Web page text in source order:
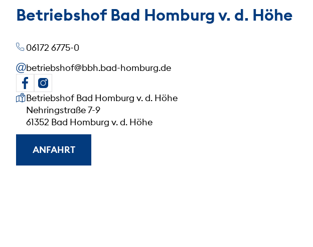
Betriebshof Bad Homburg v. d. Höhe
06172 6775-0
betriebshof@bbh.bad-homburg.de
Unsere Anschrift
Betriebshof Bad Homburg v. d. Höhe
Nehringstraße 7-9
61352 Bad Homburg v. d. Höhe
ANFAHRT